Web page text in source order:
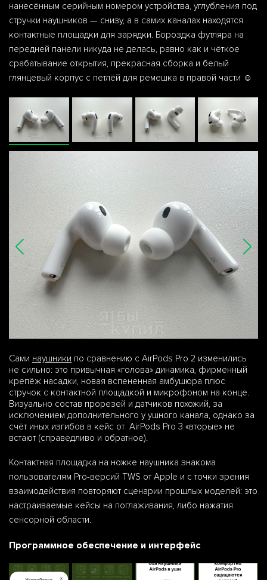
нанесённым серийным номером устройства, углубления под
стручки наушников — снизу, а в самих каналах находятся
контактные площадки для зарядки. Бороздка футляра на
передней панели никуда не делась, равно как и чёткое
срабатывание открытия, прекрасная сборка и белый
глянцевый корпус с петлёй для ремешка в правой части ☺️
Сами наушники по сравнению с AirPods Pro 2 изменились
не сильно: это привычная «голова» динамика, фирменный
крепёж насадки, новая вспененная амбушюра плюс
стручок с контактной площадкой и микрофоном на конце.
Визуально состав прорезей и датчиков похожий, за
исключением дополнительного у ушного канала, однако за
счёт иных изгибов в кейс от AirPods Pro 3 «вторые» не
встают (справедливо и обратное).
Контактная площадка на ножке наушника знакома
пользователям Pro-версий TWS от Apple и с точки зрения
взаимодействия повторяют сценарии прошлых моделей: это
настраиваемые кейсы на поглаживания, либо нажатия
сенсорной области.
Программное обеспечение и интерфейс